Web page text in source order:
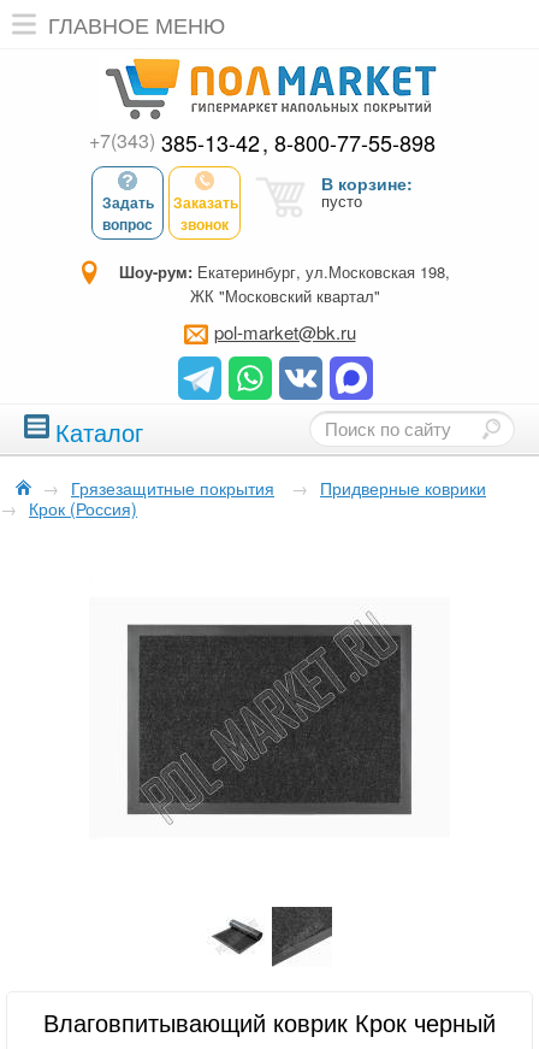
ГЛАВНОЕ МЕНЮ
+7(343) 385-13-42 8-800-77-55-898
Задать
вопрос
Заказать
звонок
В корзине:
пусто
Шоу-рум: Екатеринбург, ул.Московская 198,
ЖК "Московский квартал"
pol-market@bk.ru
Каталог
→ Грязезащитные покрытия → Придверные коврики
→ Крок (Россия)
Влаговпитывающий коврик Крок черный